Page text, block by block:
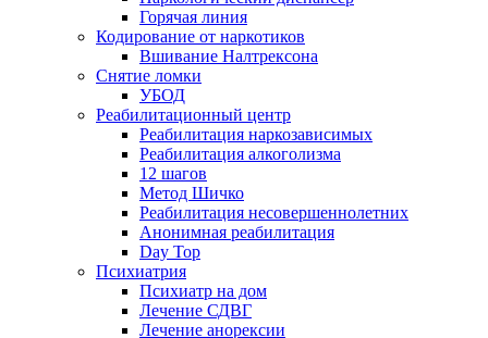
Горячая линия
Кодирование от наркотиков
Вшивание Налтрексона
Снятие ломки
УБОД
Реабилитационный центр
Реабилитация наркозависимых
Реабилитация алкоголизма
12 шагов
Метод Шичко
Реабилитация несовершеннолетних
Анонимная реабилитация
Day Top
Психиатрия
Психиатр на дом
Лечение СДВГ
Лечение анорексии